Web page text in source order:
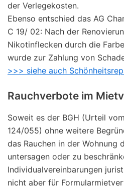
der Verlegekosten.
Ebenso entschied das AG
C 19/ 02: Nach der
Nikotinflecken durch die
wurde zur Zahlung von
>>> siehe auch
Rauchverbote im
Soweit es der BGH (Urteil
124/055) ohne weitere
das Rauchen in der Wohnung
untersagen oder zu
Individualvereinbarungen
nicht aber für